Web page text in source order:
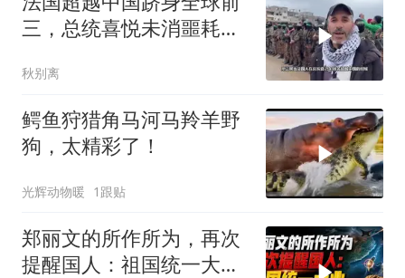
三，总统喜悦未消噩耗降
秋别离
鳄鱼狩猎角马河马羚羊野
狗，太精彩了！
光辉动物暖 1跟贴
郑丽文的所作所为，再次
提醒国人：祖国统一大